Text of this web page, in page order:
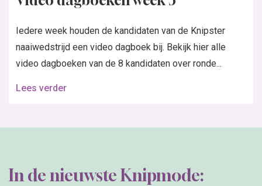
Iedere week houden de kandidaten van de Knipster
naaiwedstrijd een video dagboek bij. Bekijk hier alle
video dagboeken van de 8 kandidaten over ronde...
Lees verder
In de nieuwste Knipmode: